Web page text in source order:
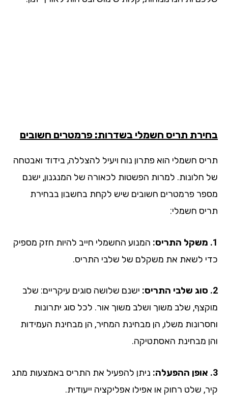
תריס חשמלי בשדרות: פרמטרים חשובים
חשמלי הוא פתרון נוח ויעיל להצללה, בידוד ואבטחה
חלונות. למרות הפשטות לכאורה של המנגנון, ישנם
פרמטרים חשובים שיש לקחת בחשבון בבחירת
חשמלי:
המנוע החשמלי חייב להיות חזק מספיק
לשאת את משקלם של שלבי התריס.
ישנם שלושה סוגים עיקריים: שלב
שלב משוך ושלב משוך אור. לכל סוג יתרונות
משלו, הן מבחינת המחיר, הן מבחינת העמידות
מבחינת האסתטיקה.
ניתן להפעיל את התריס באמצעות מתג
שלט רחוק או אפילו אפליקציה ייעודית.